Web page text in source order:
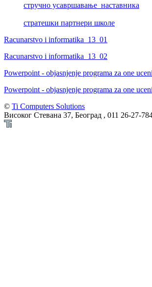
стручно усавршавање наставника
стратешки партнери школе
Racunarstvo i informatika_13_01
Racunarstvo i informatika_13_02
Powerpoint - objasnjenje programa za one
Powerpoint - objasnjenje programa za one
© Ti Computers Solutions
Високог Стевана 37, Београд , 011 26-27-